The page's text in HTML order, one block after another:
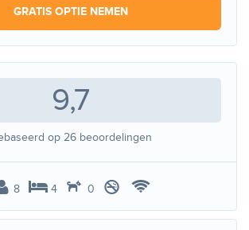
GRATIS OPTIE NEMEN
9,7
op 26 beoordelingen
8 4 0